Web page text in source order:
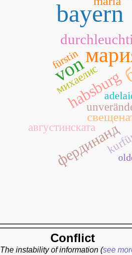
bayern
von
habsburg
фердинанд
августинската
михаелис
fürstin
Conflict
The instability of information (see